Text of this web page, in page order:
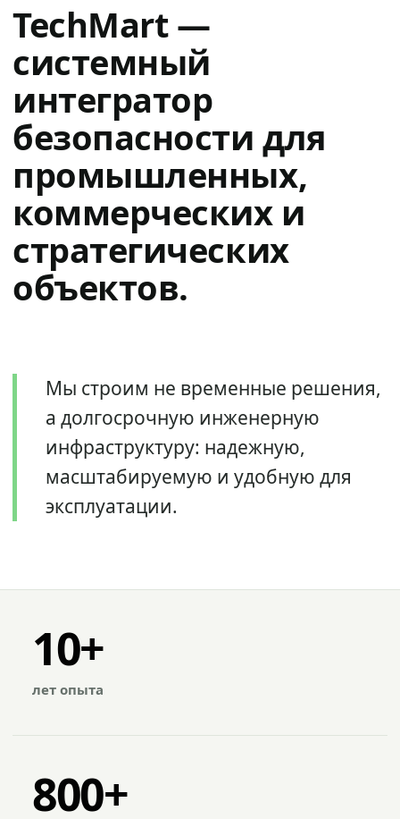
TechMart —
системный
интегратор
безопасности для
промышленных,
коммерческих и
стратегических
объектов.
Мы строим не временные решения,
а долгосрочную инженерную
инфраструктуру: надежную,
масштабируемую и удобную для
эксплуатации.
10+
лет опыта
800+